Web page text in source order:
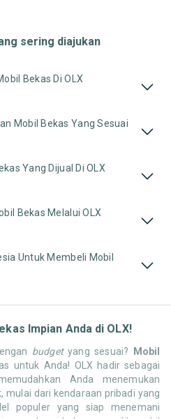
sering diajukan
Bekas Di OLX
Mobil Bekas Yang Sesuai
Yang Dijual Di OLX
Bekas Melalui OLX
Untuk Membeli Mobil
Impian Anda di OLX!
budgetyang sesuai? Mobil
untuk Anda! OLX hadir sebagai
Anda menemukan
mulai dari kendaraan pribadi yang
populer yang siap menemani